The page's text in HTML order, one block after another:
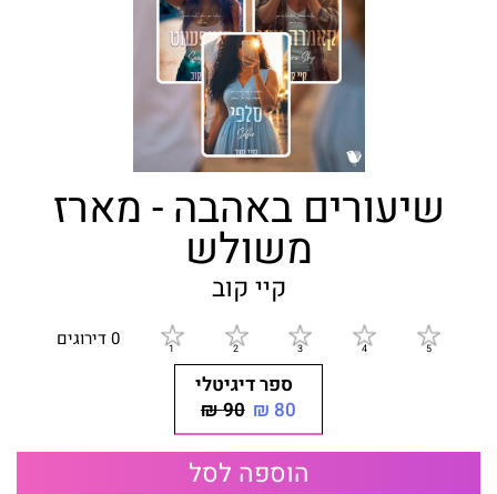
שיעורים באהבה - מארז
משולש
קיי קוב
0 דירוגים
ספר דיגיטלי
80 ₪
90 ₪
הוספה לסל